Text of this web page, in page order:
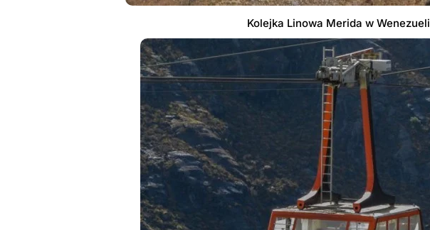
Kolejka Linowa Merida w Wenezueli